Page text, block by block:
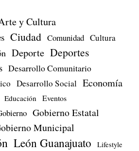
y Cultura
Ciudad Comunidad Cultura
Deporte Deportes
Desarrollo Comunitario
Desarrollo Social Economía
Educación Eventos
Gobierno Estatal
Municipal
León Guanajuato Lifestyle